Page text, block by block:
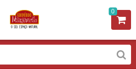
0